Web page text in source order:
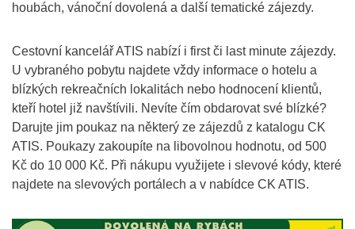
houbách, vánoční dovolená a další tematické zájezdy.
Cestovní kancelář ATIS nabízí i first či last minute zájezdy.
U vybraného pobytu najdete vždy informace o hotelu a
blízkých rekreačních lokalitách nebo hodnocení klientů,
kteří hotel již navštívili. Nevíte čím obdarovat své blízké?
Darujte jim poukaz na některý ze zájezdů z katalogu CK
ATIS. Poukazy zakoupíte na libovolnou hodnotu, od 500
Kč do 10 000 Kč. Při nákupu využijete i slevové kódy, které
najdete na slevových portálech a v nabídce CK ATIS.